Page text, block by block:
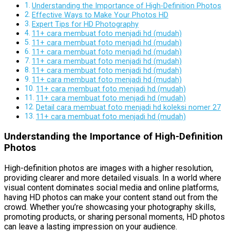
Understanding the Importance of High-Definition Photos
Effective Ways to Make Your Photos HD
Expert Tips for HD Photography
11+ cara membuat foto menjadi hd (mudah)
11+ cara membuat foto menjadi hd (mudah)
11+ cara membuat foto menjadi hd (mudah)
11+ cara membuat foto menjadi hd (mudah)
11+ cara membuat foto menjadi hd (mudah)
11+ cara membuat foto menjadi hd (mudah)
11+ cara membuat foto menjadi hd (mudah)
11+ cara membuat foto menjadi hd (mudah)
Detail cara membuat foto menjadi hd koleksi nomer 27
11+ cara membuat foto menjadi hd (mudah)
Understanding the Importance of High-Definition
Photos
High-definition photos are images with a higher resolution,
providing clearer and more detailed visuals. In a world where
visual content dominates social media and online platforms,
having HD photos can make your content stand out from the
crowd. Whether you’re showcasing your photography skills,
promoting products, or sharing personal moments, HD photos
can leave a lasting impression on your audience.